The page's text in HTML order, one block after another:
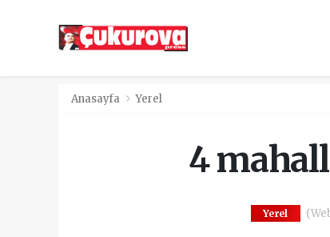
Anasayfa Yerel
4
Yerel